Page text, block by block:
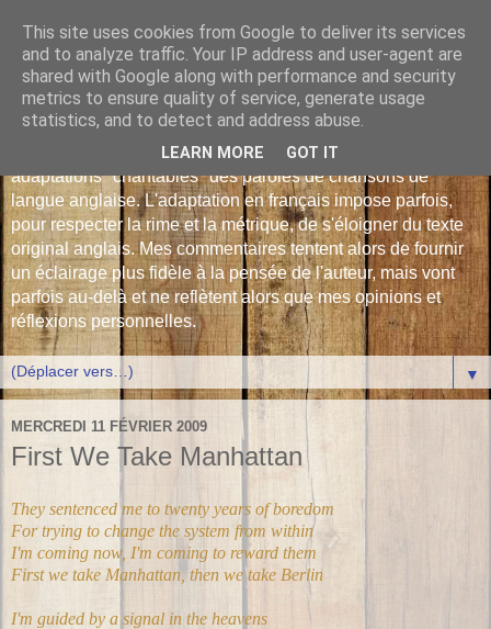
Les Monophonies de
Polyphrène
Versions françaises inédites : déjà plus de 510 traductions -
adaptations "chantables" des paroles de chansons de
langue anglaise. L'adaptation en français impose parfois,
pour respecter la rime et la métrique, de s'éloigner du texte
original anglais. Mes commentaires tentent alors de fournir
un éclairage plus fidèle à la pensée de l'auteur, mais vont
parfois au-delà et ne reflètent alors que mes opinions et
réflexions personnelles.
▼
MERCREDI 11 FÉVRIER 2009
First We Take Manhattan
They sentenced me to twenty years of boredom
For trying to change the system from within
I'm coming now, I'm coming to reward them
First we take Manhattan, then we take Berlin
I'm guided by a signal in the heavens
This site uses cookies from Google to deliver its services
and to analyze traffic. Your IP address and user-agent are
shared with Google along with performance and security
metrics to ensure quality of service, generate usage
statistics, and to detect and address abuse.
LEARN MORE GOT IT